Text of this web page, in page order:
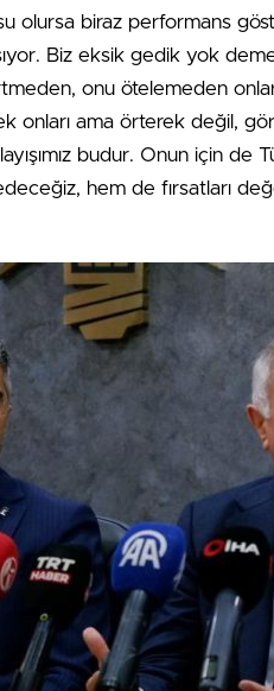
olursa biraz performans
Biz eksik gedik yok
onu ötelemeden
onları ama örterek değil,
budur. Onun için de
hem de fırsatları